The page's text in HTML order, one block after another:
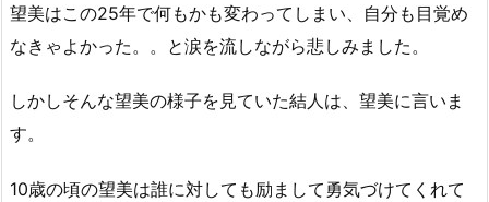
望美はこの25年で何もかも変わってしまい、自分も目覚め
なきゃよかった。。と涙を流しながら悲しみました。
しかしそんな望美の様子を見ていた結人は、望美に言いま
す。
10歳の頃の望美は誰に対しても励まして勇気づけてくれて